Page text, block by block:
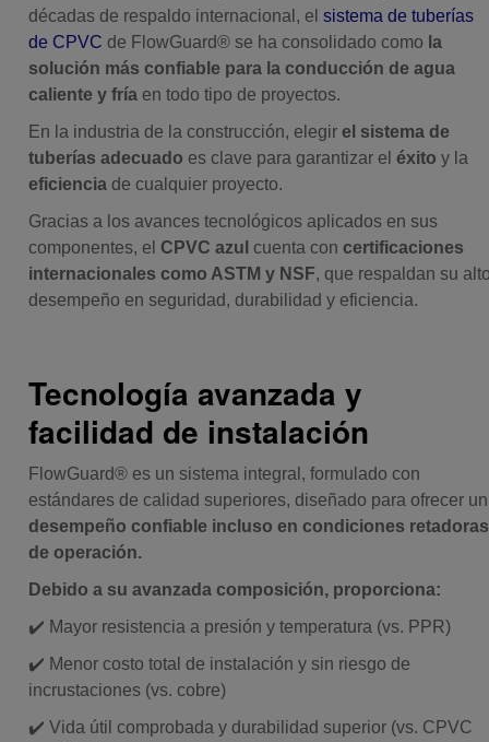
décadas de respaldo internacional, elsistema de tuberías
de CPVC de FlowGuard® se ha consolidado como la
solución más confiable para la conducción de agua
caliente y fría en todo tipo de proyectos.
En la industria de la construcción, elegirel sistema de
tuberías adecuado es clave para garantizar eléxito y la
eficiencia de cualquier proyecto.
Gracias a los avances tecnológicos aplicados en sus
componentes, elCPVC azul cuenta concertificaciones
internacionales como ASTM y NSF, que respaldan su
desempeño en seguridad, durabilidad y eficiencia.
Tecnología avanzada y
facilidad de instalación
FlowGuard® es un sistema integral, formulado con
estándares de calidad superiores, diseñado para ofrecer un
desempeño confiable incluso en condiciones retadoras
de operación.
Debido a su avanzada composición, proporciona:
✔️ Mayor resistencia a presión y temperatura (vs. PPR)
✔️ Menor costo total de instalación y sin riesgo de
incrustaciones (vs. cobre)
✔️ Vida útil comprobada y durabilidad superior (vs. CPVC